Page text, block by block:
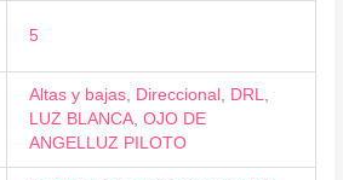
5
Altas y bajas, Direccional , DRL,
LUZ BLANCA,OJO DE
ANGELLUZ PILOTO